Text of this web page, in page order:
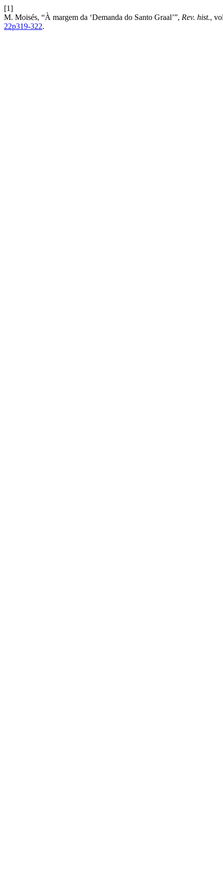
[1]
M. Moisés, “À margem da ‘Demanda do Santo Graal’”, Rev. hist.,
22p319-322.